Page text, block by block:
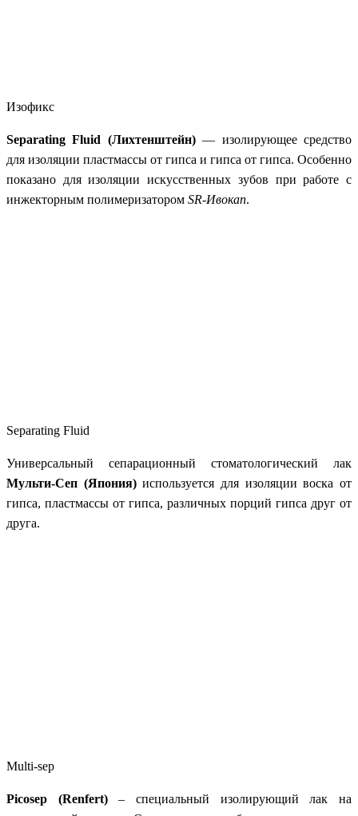
Изофикс
Separating Fluid (Лихтенштейн)— изолирующее средство
для изоляции пластмассы от гипса и гипса от гипса. Особенно
показано для изоляции искусственных зубов при работе с
инжекторным полимеризатором SR-Ивокап.
Separating Fluid
Универсальный сепарационный стоматологический лак
Мульти-Сеп (Япония)используется для изоляции воска от
гипса, пластмассы от гипса, различных порций гипса друг от
друга.
Multi-sep
Picosep (Renfert)– специальный изолирующий лак на